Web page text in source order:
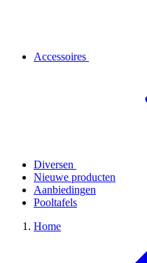
Accessoires
Diversen
Nieuwe producten
Aanbiedingen
Pooltafels
Home